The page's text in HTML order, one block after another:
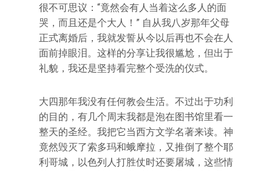
很不可思议：“竟然会有人当着这么多人的面
哭，而且还是个大人！” 自从我八岁那年父母
正式离婚后，我就发誓从今以后再也不会在人
面前掉眼泪。这样的分享让我很尴尬，但出于
礼貌，我还是坚持看完整个受洗的仪式。
大四那年我没有任何教会生活。不过出于功利
的目的，有几个周末我都是泡在图书馆里看一
整天的圣经。我把它当西方文学名著来读。神
竟然毁灭了索多玛和蛾摩拉，又推倒了整个耶
利哥城，以色列人打胜仗时还要屠城，这些情